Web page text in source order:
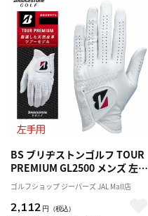
BS ブリヂストンゴルフ TOUR
PREMIUM GL2500 メンズ 左手
用 ゴルフグローブ
BRIDGESTONE GOLF 2025年
モデル 日本正規品
ゴルフショップ ジーパーズ JAL Mall店
2,112 円 （税込）